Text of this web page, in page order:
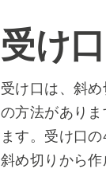
受け
受け口は、斜
の方法があり
ます。受け口
斜め切りから